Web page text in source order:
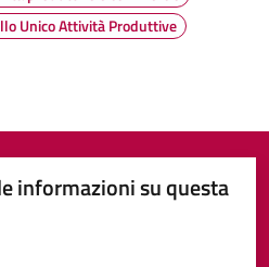
Unico Attività Produttive
informazioni su questa